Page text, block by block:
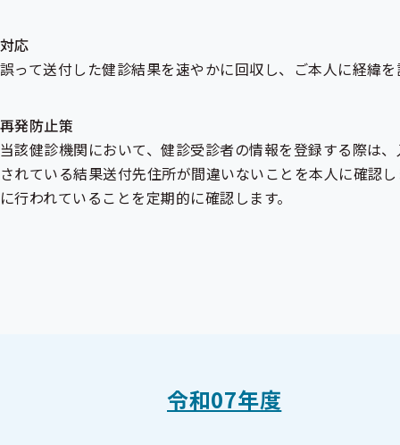
対応
誤って送付した健診結果を速やかに回収し、ご本人に経緯を
再発防止策
当該健診機関において、健診受診者の情報を登録する際は
されている結果送付先住所が間違いないことを本人に確認
に行われていることを定期的に確認します。
令和07年度